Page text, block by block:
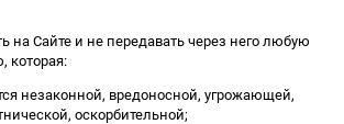
на Сайте и не передавать через него любую
которая:
незаконной, вредоносной, угрожающей,
оскорбительной;